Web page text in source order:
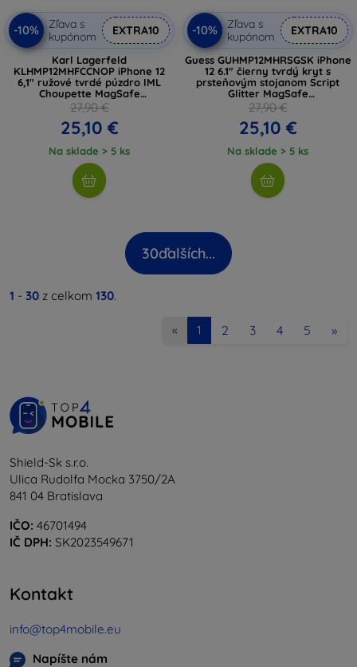
-10%
Zľava s
kupónom
EXTRA10
Karl Lagerfeld
KLHMP12MHFCCNOP iPhone 12
6,1" ružové tvrdé púzdro IML
Choupette MagSafe
(KLHMP12MHFCCNOP)
27,90 €
25,10 €
Na sklade > 5 ks
-10%
Zľava s
kupónom
EXTRA10
Guess GUHMP12MHRSGSK iPhone
12 6.1" čierny tvrdý kryt s
prsteňovým stojanom Script
Glitter MagSafe
(GUHMP12MHRSGSK)
27,90 €
25,10 €
Na sklade > 5 ks
30ďalších...
1 - 30 z celkom 130.
« 1 2 3 4 5 »
Shield-Sk s.r.o.
Ulica Rudolfa Mocka 3750/2A
841 04 Bratislava
IČO: 46701494
IČ DPH: SK2023549671
Kontakt
info@top4mobile.eu
Napíšte nám